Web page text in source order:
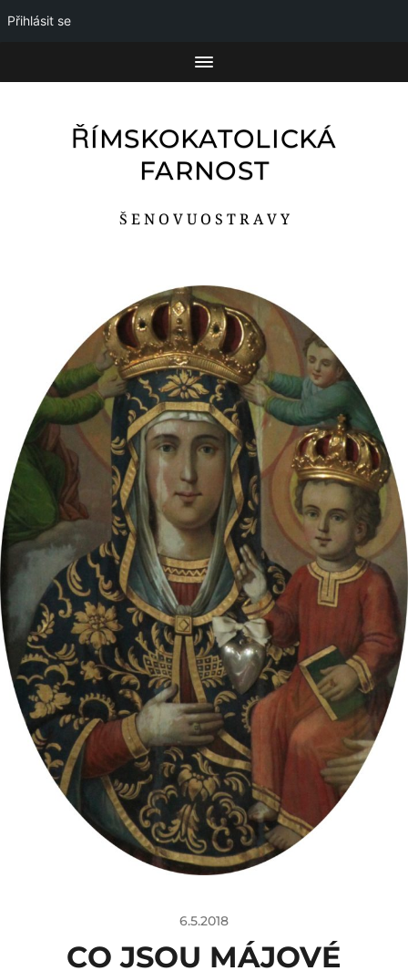
Přihlásit se
ŘÍMSKOKATOLICKÁ
FARNOST
Š E N O V U O S T R A V Y
6.5.2018
CO JSOU MÁJOVÉ